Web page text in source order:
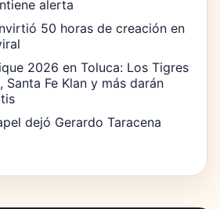
alerta
50 horas de creación en
2026 en Toluca: Los Tigres
Santa Fe Klan y más darán
dejó Gerardo Taracena